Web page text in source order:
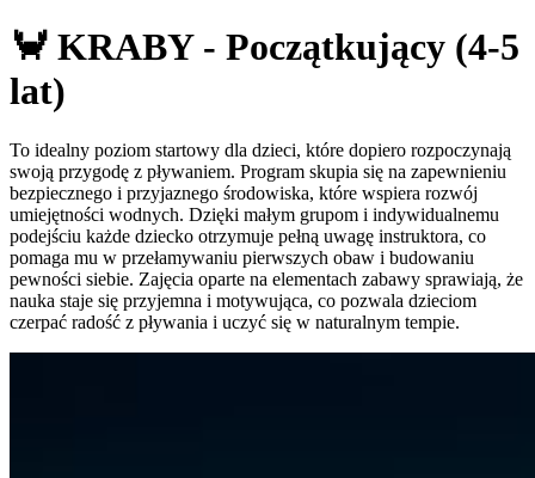
🦀 KRABY - Początkujący (4-5
lat)
To idealny poziom startowy dla dzieci, które dopiero rozpoczynają
swoją przygodę z pływaniem. Program skupia się na zapewnieniu
bezpiecznego i przyjaznego środowiska, które wspiera rozwój
umiejętności wodnych. Dzięki małym grupom i indywidualnemu
podejściu każde dziecko otrzymuje pełną uwagę instruktora, co
pomaga mu w przełamywaniu pierwszych obaw i budowaniu
pewności siebie. Zajęcia oparte na elementach zabawy sprawiają, że
nauka staje się przyjemna i motywująca, co pozwala dzieciom
czerpać radość z pływania i uczyć się w naturalnym tempie.